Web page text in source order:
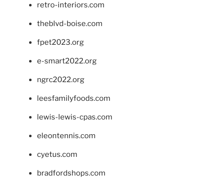
retro-interiors.com
theblvd-boise.com
fpet2023.org
e-smart2022.org
ngrc2022.org
leesfamilyfoods.com
lewis-lewis-cpas.com
eleontennis.com
cyetus.com
bradfordshops.com